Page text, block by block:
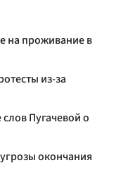
на проживание в
из-за
Пугачевой о
окончания